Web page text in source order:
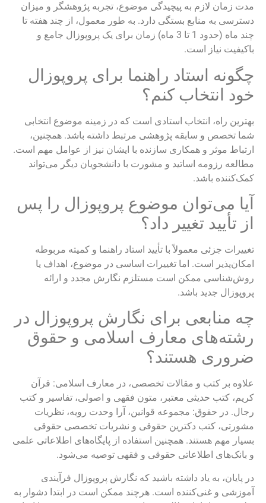
مدت زمان لازم به پیچیدگی موضوع، تجربه پژوهشگر و میزان
دسترسی به منابع بستگی دارد. به طور معمول، از چند هفته تا
چند ماه (حدود 1 تا 3 ماه) زمان برای یک پروپوزال جامع و
باکیفیت نیاز است.
چگونه استاد راهنما برای پروپوزال
خود انتخاب کنم؟
بهترین راه، انتخاب استادی است که در زمینه موضوع انتخابی
شما تخصص و سابقه پژوهشی مرتبط داشته باشد. همچنین،
ارتباط موثر و همکاری سازنده با ایشان نیز از عوامل مهم است.
مطالعه رزومه اساتید و مشورت با دانشجویان دیگر می‌تواند
کمک‌کننده باشد.
آیا می‌توان موضوع پروپوزال را پس
از تأیید تغییر داد؟
تغییرات جزئی معمولاً با تأیید استاد راهنما و کمیته مربوطه
امکان‌پذیر است. اما تغییرات اساسی در موضوع، اهداف یا
روش‌شناسی ممکن است مستلزم نگارش مجدد و ارائه
پروپوزال جدید باشد.
چه منابعی برای نگارش پروپوزال در
رشته‌های معارف اسلامی و حقوق
ضروری هستند؟
علاوه بر کتب و مقالات تخصصی، در معارف اسلامی: قرآن
کریم، کتب حدیثی معتبر، متون فقهی و اصولی، تفاسیر و کتب
رجال. در حقوق: مجموعه قوانین، آرا وحدت رویه، نظریات
مشورتی، کتب دکترین حقوقی و نشریات تخصصی حقوقی
بسیار مهم هستند. همچنین استفاده از پایگاه‌های اطلاعاتی علمی
و بانک‌های اطلاعاتی حقوقی و فقهی توصیه می‌شود.
در پایان، به یاد داشته باشید که نگارش پروپوزال فرآیندی
آموزشی و غنی‌کننده است. هرچند ممکن است در ابتدا دشوار به